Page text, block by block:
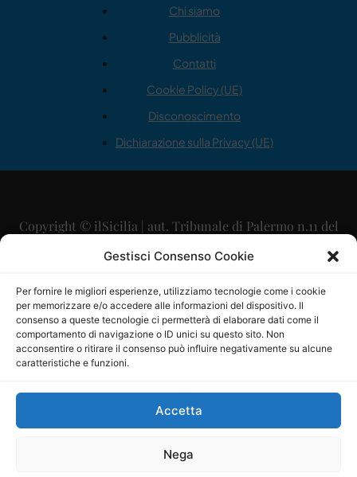
Gestisci Consenso Cookie
Per fornire le migliori esperienze, utilizziamo tecnologie come i cookie
per memorizzare e/o accedere alle informazioni del dispositivo. Il
consenso a queste tecnologie ci permetterà di elaborare dati come il
comportamento di navigazione o ID unici su questo sito. Non
acconsentire o ritirare il consenso può influire negativamente su alcune
caratteristiche e funzioni.
Accetta
Nega
Chi siamo
Pubblicità
Contatti
Cookie Policy (UE)
Disconoscimento
Dichiarazione sulla Privacy (UE)
Copyright © ilSicilia | aut. Tribunale di Palermo n.11 del
29/09/2015
Direttore Editoriale: Maurizio Scaglione
Direttore Responsabile: Maria Calabrese
P.IVA: 06334930820
Mercurio Comunicazione Società Cooperativa a r.l. è
iscritta al Registro degli Operatori di Comunicazione al